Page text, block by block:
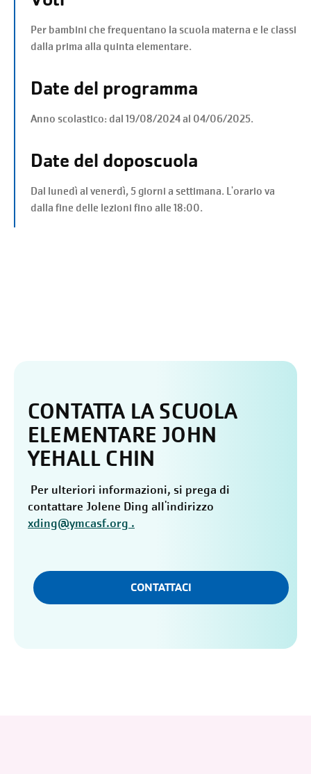
Per bambini che frequentano la scuola materna e le classi
dalla prima alla quinta elementare.
Date del programma
Anno scolastico: dal 19/08/2024 al 04/06/2025.
Date del doposcuola
Dal lunedì al venerdì, 5 giorni a settimana. L'orario va
dalla fine delle lezioni fino alle 18:00.
CONTATTA LA SCUOLA
ELEMENTARE JOHN
YEHALL CHIN
Per ulteriori informazioni, si prega di
contattare Jolene Ding all'indirizzo
xding@ymcasf.org .
CONTATTACI